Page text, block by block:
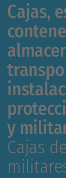
Cajas,
y
Cajas